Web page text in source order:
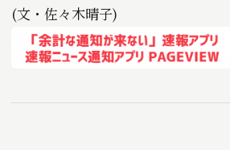
(文・佐々木晴子)